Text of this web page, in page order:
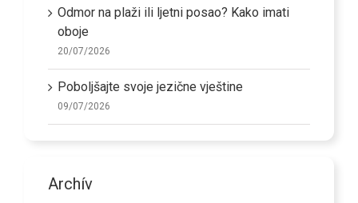
Odmor na plaži ili ljetni posao? Kako imati
oboje
20/07/2026
Poboljšajte svoje jezične vještine
09/07/2026
Archív